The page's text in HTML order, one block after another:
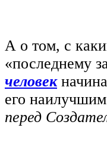
А о том, с
«последнему
человек
его
перед